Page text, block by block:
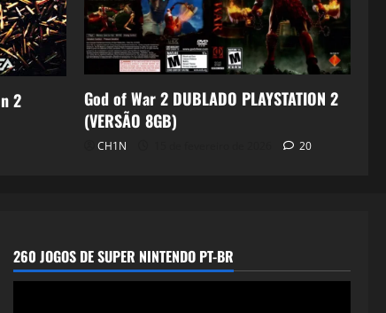
2
God of War 2 DUBLADO PLAYSTATION 2
(VERSÃO 8GB)
CH1N 20
260 JOGOS DE SUPER NINTENDO PT-BR